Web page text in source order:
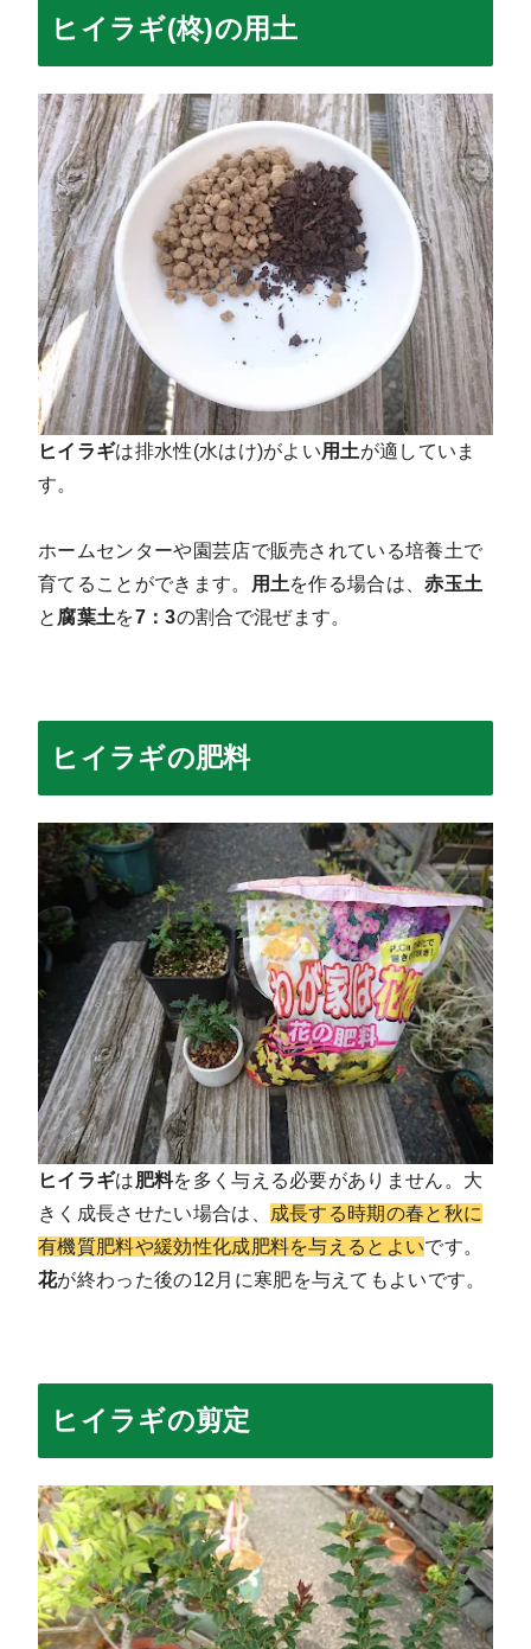
ヒイラギ(柊)の用土
ヒイラギは排水性(水はけ)がよい用土が適していま
す。
ホームセンターや園芸店で販売されている培養土で
育てることができます。
用土を作る場合は、赤玉土
と 腐葉土を7：3の割合で混ぜます。
ヒイラギの肥料
ヒイラギは肥料を多く与える必要がありません 。大
きく成長させたい場合は、
成長する時期の春と秋に
有機質肥料や緩効性化成肥料を与えるとよいです。
花が終わった後の12月に寒肥を与えてもよいです。
ヒイラギの剪定